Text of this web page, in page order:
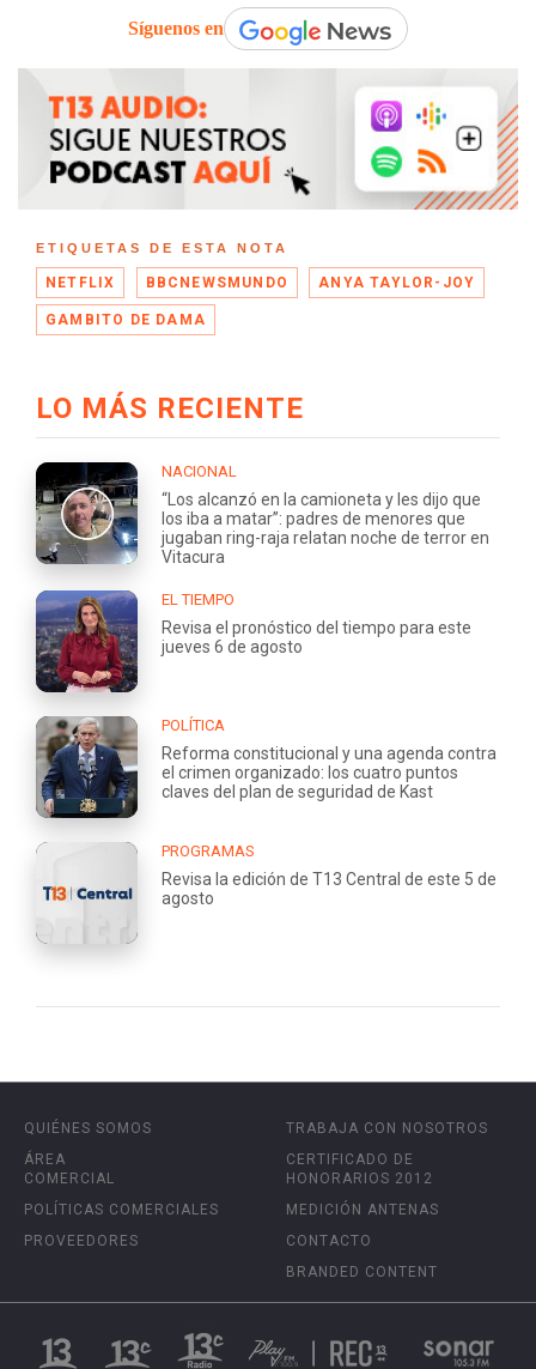
Síguenos en
ETIQUETAS DE ESTA NOTA
NETFLIX BBCNEWSMUNDO ANYA TAYLOR-JOY
GAMBITO DE DAMA
LO MÁS RECIENTE
NACIONAL
“Los alcanzó en la camioneta y les dijo que
los iba a matar”: padres de menores que
jugaban ring-raja relatan noche de terror en
Vitacura
EL TIEMPO
Revisa el pronóstico del tiempo para este
jueves 6 de agosto
POLÍTICA
Reforma constitucional y una agenda contra
el crimen organizado: los cuatro puntos
claves del plan de seguridad de Kast
PROGRAMAS
Revisa la edición de T13 Central de este 5 de
agosto
QUIÉNES SOMOS
ÁREA
COMERCIAL
POLÍTICAS COMERCIALES
PROVEEDORES
TRABAJA CON NOSOTROS
CERTIFICADO DE
HONORARIOS 2012
MEDICIÓN ANTENAS
CONTACTO
BRANDED CONTENT